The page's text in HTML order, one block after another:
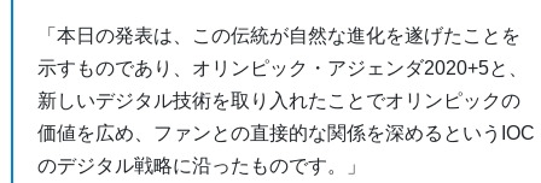
「本日の発表は、この伝統が自然な進化を遂げたことを
示すものであり、オリンピック・アジェンダ2020+5と、
新しいデジタル技術を取り入れたことでオリンピックの
価値を広め、ファンとの直接的な関係を深めるというIOC
のデジタル戦略に沿ったものです。」